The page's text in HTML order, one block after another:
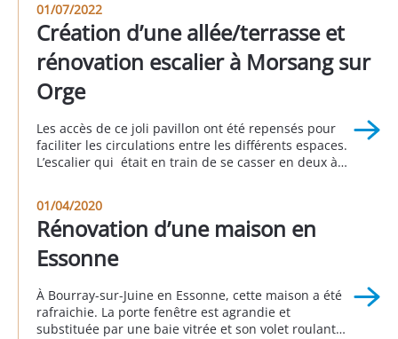
usées” et “eaux pluviales” en conformité. À Bourg la
[…]
01/07/2022
Création d’une allée/terrasse et
rénovation escalier à Morsang sur
Orge
Les accès de ce joli pavillon ont été repensés pour
faciliter les circulations entre les différents espaces.
L’escalier qui était en train de se casser en deux à
terrasse d’agrément qui exploite tous les qualités de
ce […]
01/04/2020
Rénovation d’une maison en
Essonne
À Bourray-sur-Juine en Essonne, cette maison a été
rafraichie. La porte fenêtre est agrandie et
substituée par une baie vitrée et son volet roulant